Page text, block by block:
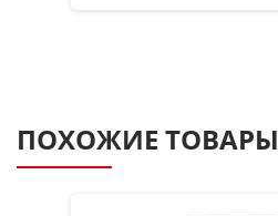
ПОХОЖИЕ ТОВАРЫ